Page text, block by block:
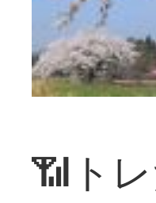
📶ト